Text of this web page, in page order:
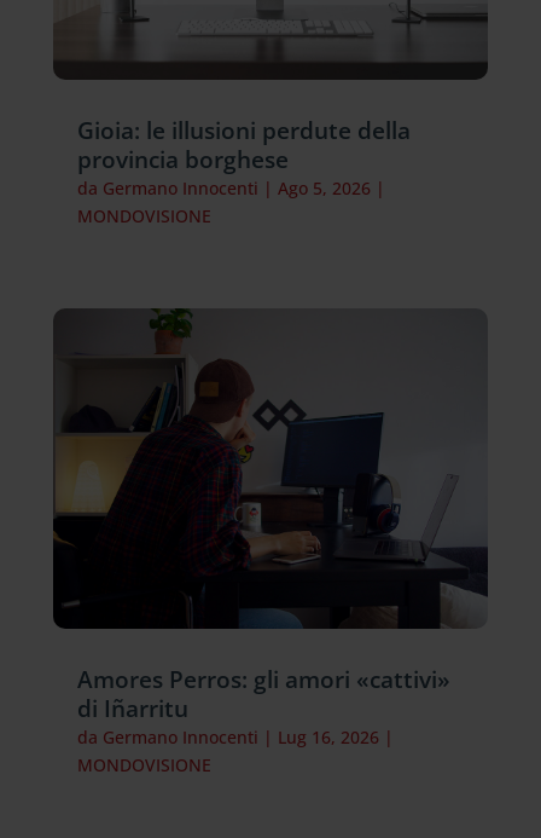
Gioia: le illusioni perdute della
provincia borghese
da Germano Innocenti | Ago 5, 2026 |
MONDOVISIONE
Amores Perros: gli amori «cattivi»
di Iñarritu
da Germano Innocenti | Lug 16, 2026 |
MONDOVISIONE